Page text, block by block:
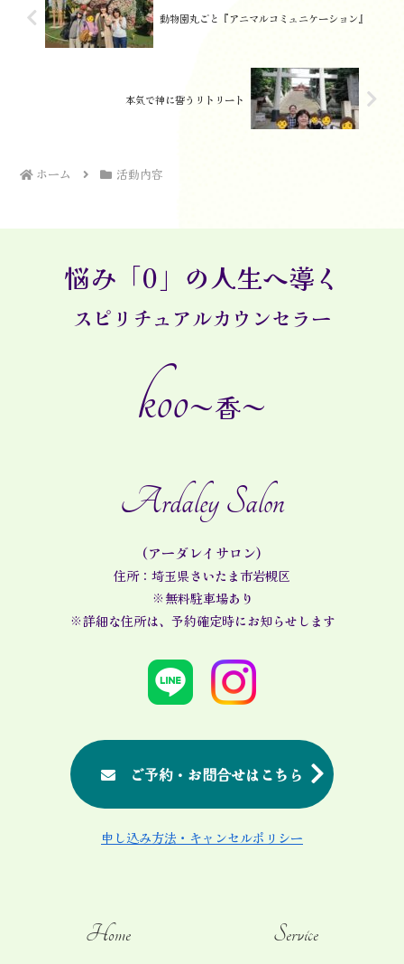
動物園丸ごと『アニマルコミュニケーション』
本気で神に誓うリトリート
ホーム 活動内容
悩み「0」の人生へ導く
スピリチュアルカウンセラー
koo～香～
Ardaley Salon
(アーダレイサロン)
住所：埼玉県さいたま市岩槻区
※無料駐車場あり
※詳細な住所は、予約確定時にお知らせします
ご予約・お問合せはこちら
申し込み方法・キャンセルポリシー
Home Service